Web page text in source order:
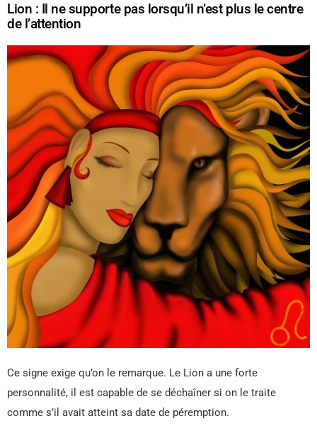
Lion : Il ne supporte pas lorsqu’il n’est plus le centre
de l’attention
Ce signe exige qu’on le remarque. Le Lion a une forte
personnalité, il est capable de se déchaîner si on le traite
comme s’il avait atteint sa date de péremption.